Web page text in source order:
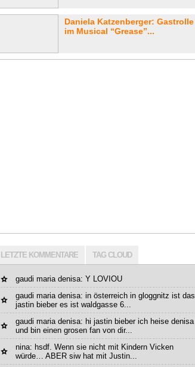
Daniela Katzenberger: Gastrolle
im Musical “Grease”...
LETZTE KOMMENTARE TAG CLOUD
gaudi maria denisa: Y LOVIOU
gaudi maria denisa: in österreich in gloggnitz ist das
jastin bieber es ist waldgasse 6...
gaudi maria denisa: hi jastin bieber ich heise denisa
und bin einen grosen fan von dir...
nina: hsdf. Wenn sie nicht mit Kindern Vicken
würde… ABER siw hat mit Justin...